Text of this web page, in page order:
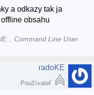
a odkazy tak ja
obsahu
Command Line User
radoKE
Používateľ